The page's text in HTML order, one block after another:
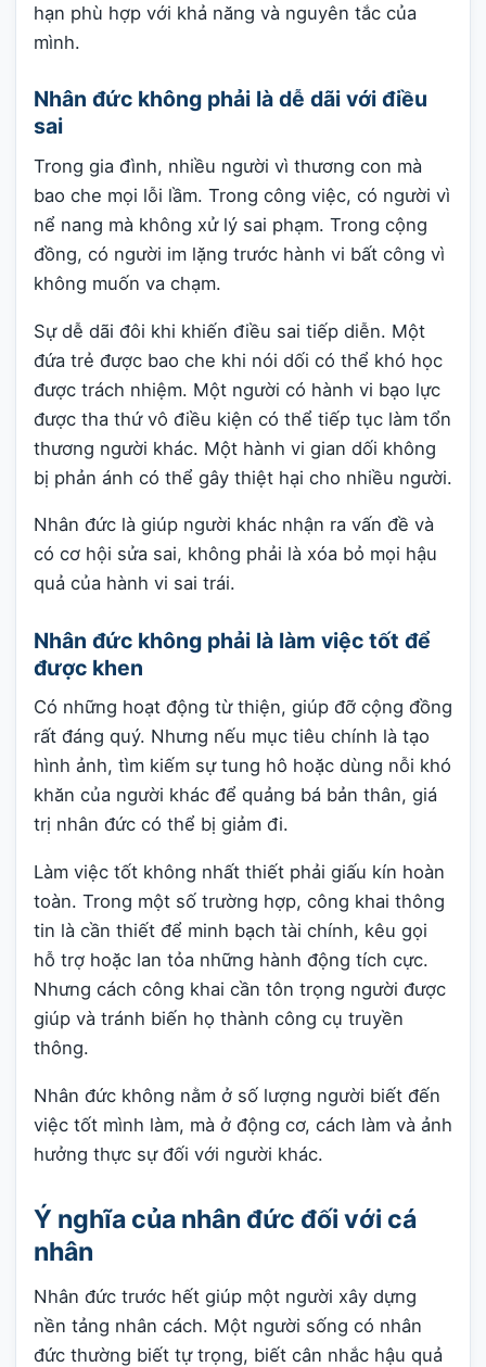
hạn phù hợp với khả năng và nguyên tắc của
mình.
Nhân đức không phải là dễ dãi với điều
sai
Trong gia đình, nhiều người vì thương con mà
bao che mọi lỗi lầm. Trong công việc, có người vì
nể nang mà không xử lý sai phạm. Trong cộng
đồng, có người im lặng trước hành vi bất công vì
không muốn va chạm.
Sự dễ dãi đôi khi khiến điều sai tiếp diễn. Một
đứa trẻ được bao che khi nói dối có thể khó học
được trách nhiệm. Một người có hành vi bạo lực
được tha thứ vô điều kiện có thể tiếp tục làm tổn
thương người khác. Một hành vi gian dối không
bị phản ánh có thể gây thiệt hại cho nhiều người.
Nhân đức là giúp người khác nhận ra vấn đề và
có cơ hội sửa sai, không phải là xóa bỏ mọi hậu
quả của hành vi sai trái.
Nhân đức không phải là làm việc tốt để
được khen
Có những hoạt động từ thiện, giúp đỡ cộng đồng
rất đáng quý. Nhưng nếu mục tiêu chính là tạo
hình ảnh, tìm kiếm sự tung hô hoặc dùng nỗi khó
khăn của người khác để quảng bá bản thân, giá
trị nhân đức có thể bị giảm đi.
Làm việc tốt không nhất thiết phải giấu kín hoàn
toàn. Trong một số trường hợp, công khai thông
tin là cần thiết để minh bạch tài chính, kêu gọi
hỗ trợ hoặc lan tỏa những hành động tích cực.
Nhưng cách công khai cần tôn trọng người được
giúp và tránh biến họ thành công cụ truyền
thông.
Nhân đức không nằm ở số lượng người biết đến
việc tốt mình làm, mà ở động cơ, cách làm và ảnh
hưởng thực sự đối với người khác.
Ý nghĩa của nhân đức đối với cá
nhân
Nhân đức trước hết giúp một người xây dựng
nền tảng nhân cách. Một người sống có nhân
đức thường biết tự trọng, biết cân nhắc hậu quả